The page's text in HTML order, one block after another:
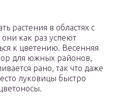
растения в областях с
как раз успеют
к цветению. Весенняя
для южных районов,
рано, так что даже
луковицы быстро